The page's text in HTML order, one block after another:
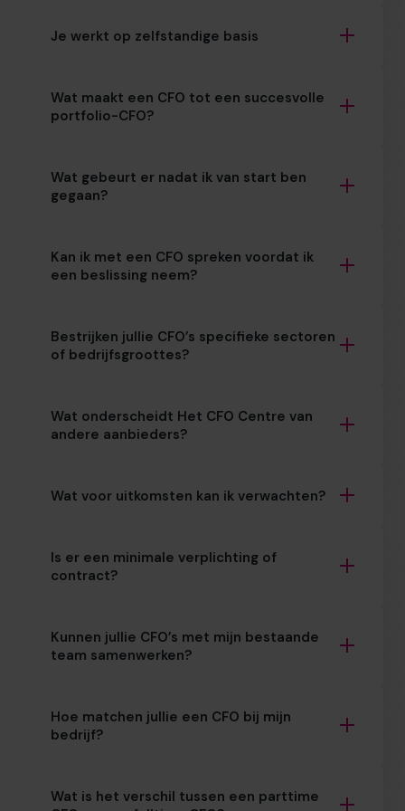
Je werkt op zelfstandige basis
Wat maakt een CFO tot een succesvolle
portfolio-CFO?
Wat gebeurt er nadat ik van start ben
gegaan?
Kan ik met een CFO spreken voordat ik
een beslissing neem?
Bestrijken jullie CFO’s specifieke sectoren
of bedrijfsgroottes?
Wat onderscheidt Het CFO Centre van
andere aanbieders?
Wat voor uitkomsten kan ik verwachten?
Is er een minimale verplichting of
contract?
Kunnen jullie CFO’s met mijn bestaande
team samenwerken?
Hoe matchen jullie een CFO bij mijn
bedrijf?
Wat is het verschil tussen een parttime